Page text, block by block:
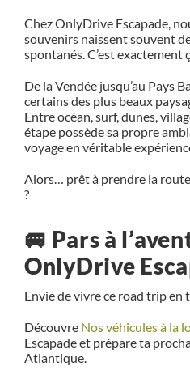
Chez OnlyDrive Escapade,
souvenirs naissent souvent
spontanés. C’est exactement
De laVendéejusqu’au Pays
certains des plus beaux
Entre océan, surf, dunes,
étape possède sa propre
voyage en véritable
Alors… prêt à prendre la
?
🚐 Pars à
OnlyDrive
Envie de vivre ce road trip en
Découvre Nos véhicules à la
Escapade et prépare ta
Atlantique.